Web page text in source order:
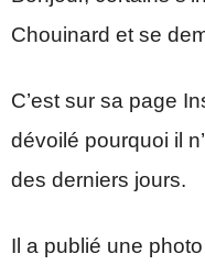
Chouinard et se
C’est sur sa page
dévoilé pourquoi il
des derniers jours.
Il a publié une